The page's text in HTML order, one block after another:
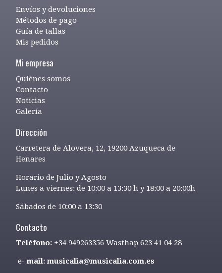
Envíos y devoluciones
Métodos de pago
Guía de tallas
Mis pedidos
Mi empresa
Quiénes somos
Contacto
Noticias
Galería
Dirección
Carretera de Alovera, 12, 19200 Azuqueca de
Henares
Horario de Julio y Agosto
Lunes a viernes: de 10:00 a 13:30 h y 18:00 a 20:00h
Sábados de 10:00 a 13:30
Contacto
Teléfono: +34 949263356 Wasthap 623 41 04 28
e-mail: musicalia@musicalia.com.es